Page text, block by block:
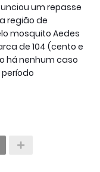
um repasse
região de
mosquito Aedes
de 104 (cento e
há nenhum caso